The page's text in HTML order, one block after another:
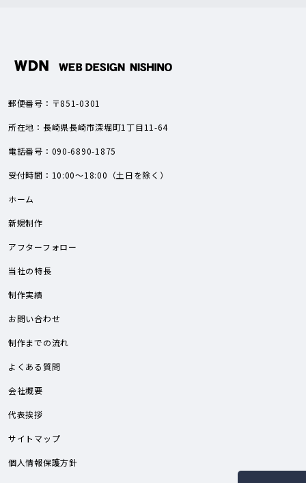
郵便番号：〒851-0301
所在地：長崎県長崎市深堀町1丁目11-64
電話番号：090-6890-1875
受付時間：10:00～18:00（土日を除く）
ホーム
新規制作
アフターフォロー
当社の特長
制作実績
お問い合わせ
制作までの流れ
よくある質問
会社概要
代表挨拶
サイトマップ
個人情報保護方針